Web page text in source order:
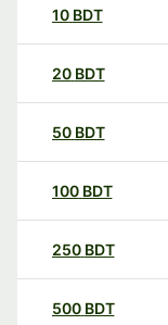
10 BDT
20 BDT
50 BDT
100 BDT
250 BDT
500 BDT